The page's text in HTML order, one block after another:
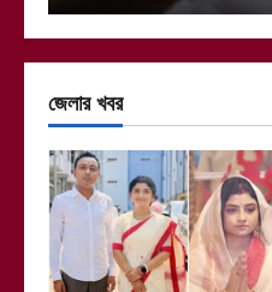
জেলার খবর